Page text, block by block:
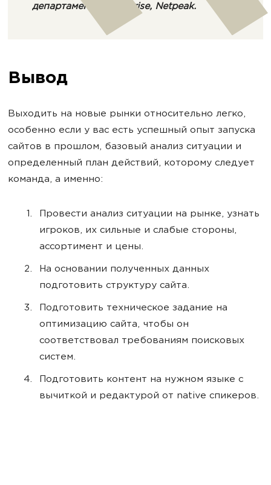
департамента Enterprise, Netpeak.
Вывод
Выходить на новые рынки относительно легко,
особенно если у вас есть успешный опыт запуска
сайтов в прошлом, базовый анализ ситуации и
определенный план действий, которому следует
команда, а именно:
Провести анализ ситуации на рынке, узнать
игроков, их сильные и слабые стороны,
ассортимент и цены.
На основании полученных данных
подготовить структуру сайта.
Подготовить техническое задание на
оптимизацию сайта, чтобы он
соответствовал требованиям поисковых
систем.
Подготовить контент на нужном языке с
вычиткой и редактурой от native спикеров.